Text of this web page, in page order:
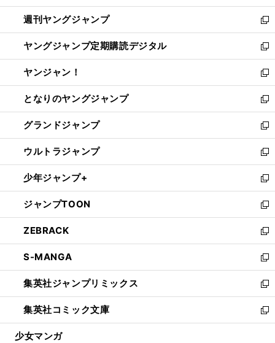
開
く
ウ
で
開
く
ン
ド
ウ
で
開
く
ウ
ィ
ン
ド
ウ
で
開
く
週刊ヤングジャンプ
新
し
い
ウ
ィ
ン
ド
ウ
で
開
く
ヤングジャンプ定期購読デジタル
新
し
い
ウ
ィ
ン
ド
ウ
で
開
く
ヤンジャン！
新
し
い
ウ
ィ
ン
ド
ウ
で
開
く
となりのヤングジャンプ
新
し
い
ウ
ィ
ン
ド
ウ
で
開
く
グランドジャンプ
新
し
い
ウ
ィ
ン
ド
ウ
で
開
く
ウルトラジャンプ
新
し
い
ウ
ィ
ン
ド
ウ
で
開
く
少年ジャンプ+
新
し
い
ウ
ィ
ン
ド
ウ
で
開
く
ジャンプTOON
新
し
い
ウ
ィ
ン
ド
ウ
で
開
ZEBRACK
新
し
い
ウ
ィ
ン
ド
ウ
S-MANGA
新
し
い
ウ
ィ
ン
集英社ジャンプリミックス
新
し
い
ウ
集英社コミック文庫
新
し
少女マンガ